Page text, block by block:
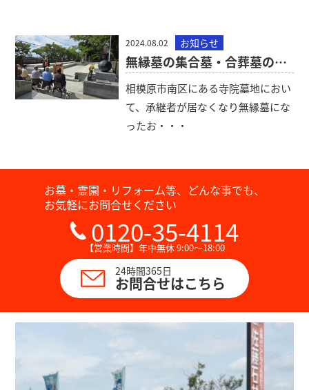
2024.08.02 お知らせ
無縁墓の集合墓・合葬墓の建立から祈願法要までお手伝いしました
相模原市南区にある寺院墓地におい
て、承継者が居なくなり無縁墓にな
ったお・・・
お墓・霊園・リフォーム等、どんな事でも、
お気軽にお問合せください
0120-35-4114
【営業時間】年中無休 9:00～18:00
24時間365日
お問合せはこちら